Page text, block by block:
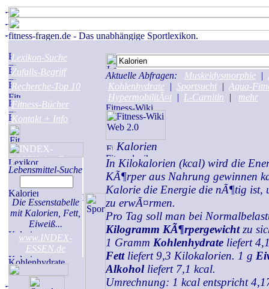
Lexikon-Suche
Zufalls-Begriff
Recherche-Top 10
Fitness-Bücher
Kontakt + Info
Lebensmittel-Suche
Die Essenstabelle
mit Kalorien, Fett,
Eiweiß...
www.INDEX-
ESSEN.de
Aktuelle Abfragen: Muskeldysmorphie |
Kohlenhydrate | Sportsucht | Aqua-
HypermobilitÃ¤t | L-Carnitin | mehr
Kalorien
In Kilokalorien (kcal) wird die
KÃ¶rper aus Nahrung gewinnen
Kalorie die Energie die nÃ¶tig ist,
zu erwÃ¤rmen.
Pro Tag soll man bei
Kilogramm KÃ¶rpergewichtzu
1 Gramm Kohlenhydrate liefert
Fettliefert 9,3 Kilokalorien. 1 g
Alkoholliefert 7,1 kcal.
Umrechnung: 1 kcal entspricht